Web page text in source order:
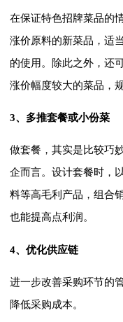
在保证特色招牌菜品的
涨价原料的新菜品，适
的使用。除此之外，还
涨价幅度较大的菜品，
3、多推套餐或小份菜
做套餐，其实是比较巧
企而言。设计套餐时，
料等高毛利产品，组合
也能提高点利润。
4、优化供应链
进一步改善采购环节的
降低采购成本。